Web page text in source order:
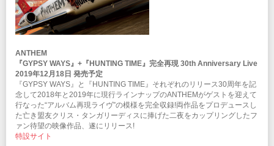
田丸勇がプレイしている。その時点で本間は脱退したわけで無かったが以前
起こした事故の影響でAnthemサウンド合致への完全完治が不可能と判断し
たためその後脱退する事となる。2013年にイベントにて、デビュー後第二
期のヴォーカリストであった森川之雄を迎え入れたセッションを行うことに
末、柴田は今後の活動を見据え、坂本＜vo＞ と話し合いを行いヴォーカル
の交代を決断する。そして再び森川を迎える事を決めた。それと同時に長き
に渡りバンドをサポートしてきた田丸を正式メンバーとして迎え入れ、ここ
にアンセム史上最強と言われる【柴田直人】【清水昭男】【森川之雄】【田
丸勇】の新ラインナップが完成する。 そして2014年を代表するヘヴィ・メ
タル・アルバムと銘打ってもおかしくない楽曲と鬼気迫るほどのサウンド・
クオリティの 15thアルバ ム「ABSOLUTE WORLD」を完成させた。 翌年
の 2015年間には結成 30周年を迎え30th ANNIVERSARY TOURを大成功さ
せ、2017年には16thアルバム「ENGRAVED」をリリース。アルバムを引っ
ANTHEM
『GYPSY WAYS』+『HUNTING TIME』完全再現 30th Anniversary Live
2019年12月18日 発売予定
『GYPSY WAYS』と『HUNTING TIME』それぞれのリリース30周年を記
念して2018年と2019年に現行ラインナップのANTHEMがゲストを迎えて
行なった“アルバム再現ライヴ”の模様を完全収録!両作品をプロデュースし
た亡き盟友クリス・タンガリーディスに捧げた二夜をカップリングしたフ
ァン待望の映像作品、遂にリリース!
特設サイト